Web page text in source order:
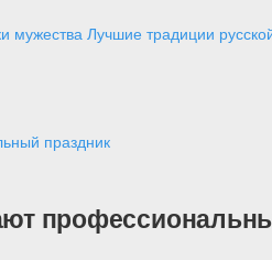
мужества Лучшие традиции
праздник